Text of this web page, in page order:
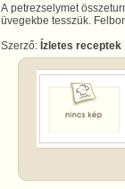
A petrezselymet
üvegekbe tesszük.
Szerző: Ízletes receptek